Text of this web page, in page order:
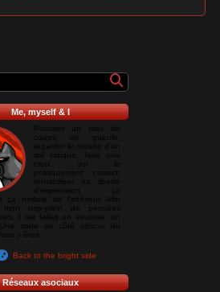
Me, myself & I
Pousser un max de
croix sur le
d'expression, ça
il me fallait un exutoire, un
Back to the bright side
Réseaux asociaux